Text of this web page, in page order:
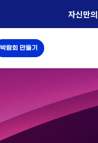
자신만
박람회 만들기